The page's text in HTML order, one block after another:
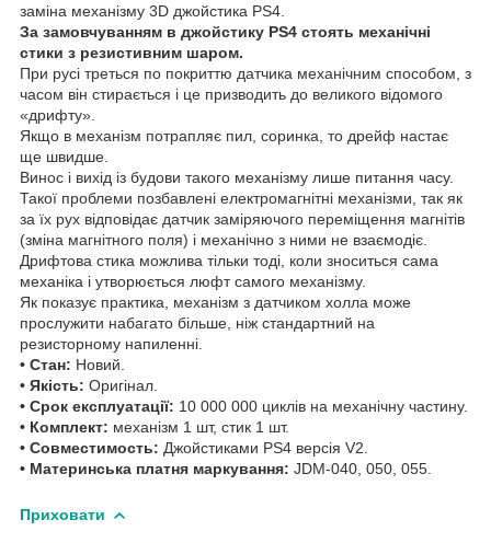
заміна механізму 3D джойстика PS4.
За замовчуванням в джойстику PS4 стоять механічні
стики з резистивним шаром.
При русі треться по покриттю датчика механічним способом, з
часом він стирається і це призводить до великого відомого
«дрифту».
Якщо в механізм потрапляє пил, соринка, то дрейф настає
ще швидше.
Винос і вихід із будови такого механізму лише питання часу.
Такої проблеми позбавлені електромагнітні механізми, так як
за їх рух відповідає датчик заміряючого переміщення магнітів
(зміна магнітного поля) і механічно з ними не взаємодіє.
Дрифтова стика можлива тільки тоді, коли зноситься сама
механіка і утворюється люфт самого механізму.
Як показує практика, механізм з датчиком холла може
прослужити набагато більше, ніж стандартний на
резисторному напиленні.
• Стан: Новий.
• Якість: Оригінал.
• Срок експлуатації: 10 000 000 циклів на механічну частину.
• Комплект: механізм 1 шт, стик 1 шт.
• Совместимость: Джойстиками PS4 версія V2.
• Материнська платня маркування: JDM-040, 050, 055.
Приховати